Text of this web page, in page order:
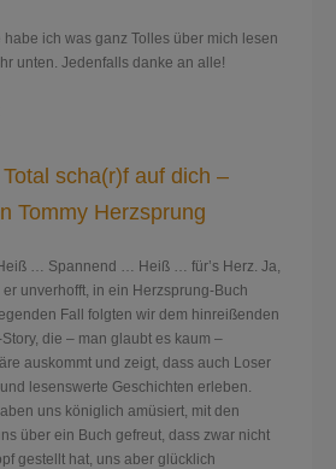
ich was ganz Tolles über mich lesen
unten. Jedenfalls danke an alle!
scha(r)f auf dich –
Tommy Herzsprung
… Spannend … Heiß … für’s Herz. Ja,
unverhofft, in ein Herzsprung-Buch
Fall folgten wir dem hinreißenden
die – man glaubt es kaum –
auskommt und zeigt, dass auch Loser
lesenswerte Geschichten erleben.
uns königlich amüsiert, mit den
über ein Buch gefreut, dass zwar nicht
gestellt hat, uns aber glücklich